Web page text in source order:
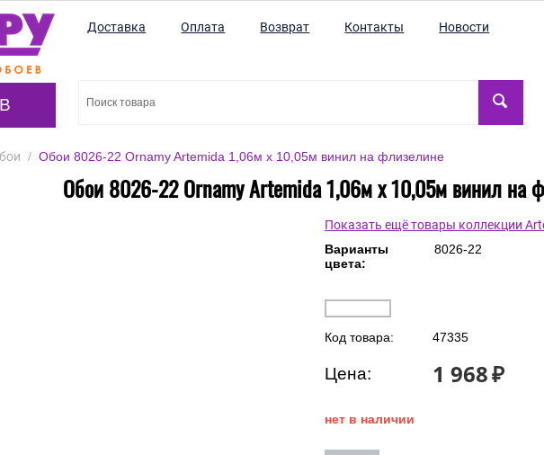
Доставка Оплата Возврат Контакты Новости
/ Обои 8026-22 Ornamy Artemida 1,06м х 10,05м винил на флизелине
Обои 8026-22 Ornamy Artemida 1,06м х 10,05м винил на
Показать ещё товары коллекции
Варианты
цвета:
8026-22
Код товара: 47335
Цена: 1 968₽
нет в наличии